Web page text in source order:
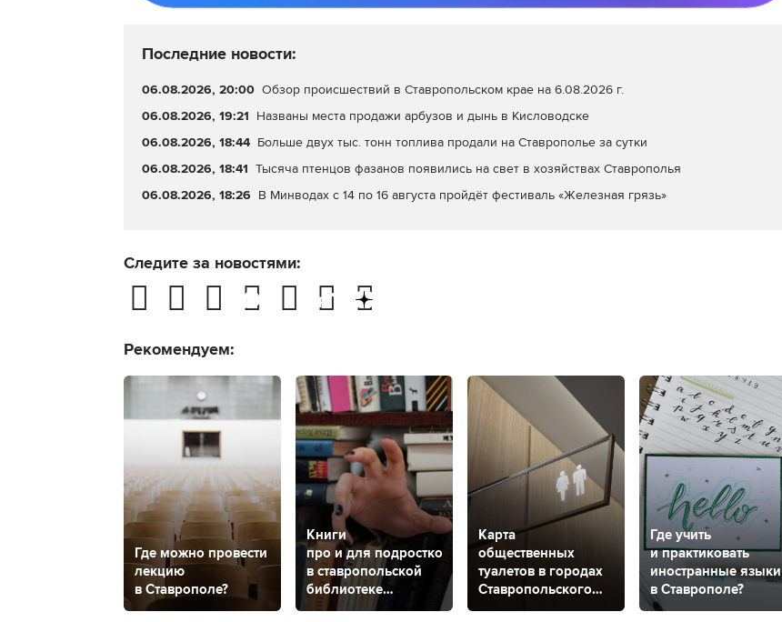
Последние новости:
06.08.2026, 20:00 Обзор происшествий в Ставропольском крае на 6.08.2026 г.
06.08.2026, 19:21 Названы места продажи арбузов и дынь в Кисловодске
06.08.2026, 18:44 Больше двух тыс. тонн топлива продали на Ставрополье за сутки
06.08.2026, 18:41 Тысяча птенцов фазанов появились на свет в хозяйствах Ставрополья
06.08.2026, 18:26 В Минводах с 14 по 16 августа пройдёт фестиваль «Железная грязь»
Следите за новостями:
Рекомендуем:
Где можно провести
лекцию
в Ставрополе?
Книги
про и для подростков:
в ставропольской
библиотеке
проходит
Карта
общественных
туалетов в городах
Ставропольского
края
Где учить
и практиковать
иностранные языки
в Ставрополе?